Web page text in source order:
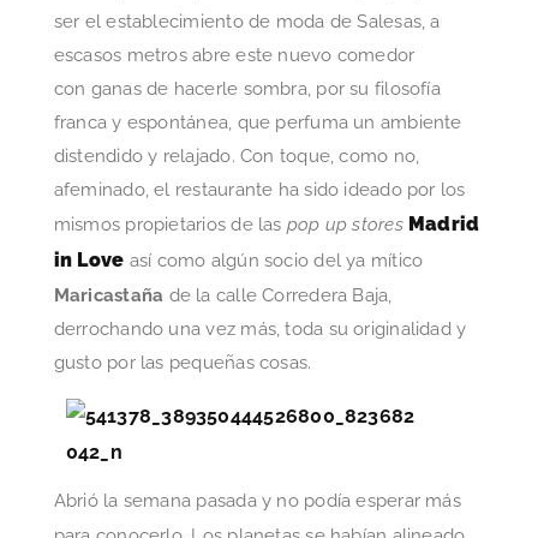
ser el establecimiento de moda de Salesas, a
escasos metros abre este nuevo comedor
con ganas de hacerle sombra, por su filosofía
franca y espontánea, que perfuma un ambiente
distendido y relajado. Con toque, como no,
afeminado, el restaurante ha sido ideado por los
mismos propietarios de las pop up stores Madrid
in Love así como algún socio del ya mítico
Maricastaña de la calle Corredera Baja,
derrochando una vez más, toda su originalidad y
gusto por las pequeñas cosas.
Abrió la semana pasada y no podía esperar más